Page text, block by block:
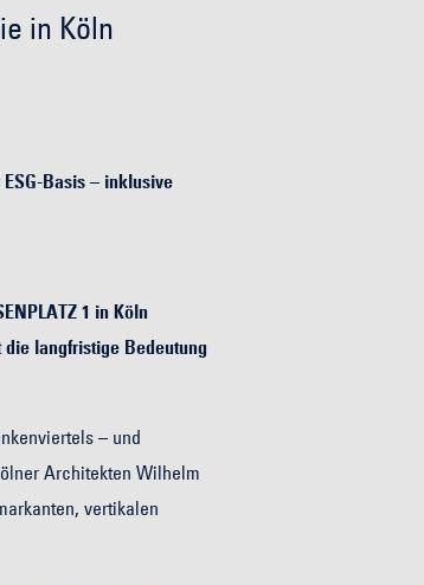
in Köln
Basis – inklusive
1 in Köln
langfristige Bedeutung
– und
Architekten Wilhelm
vertikalen